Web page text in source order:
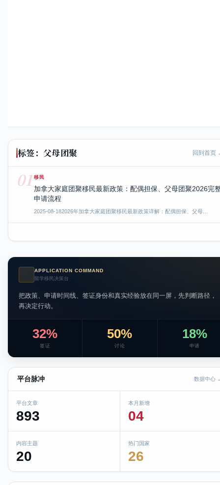
标签：父母团聚 回到首页
01 移民
加拿大家庭团聚移民最新政策：配偶担保、父母团聚2026完
申请流程
2025-08-182026年加拿大家庭团聚移民最新政策详解：配偶担保、父母…
APPLICATION COMMAND
留学移民决策台
把政策、申请时间线、签证身份和真实经验放在同一屏，先判断路径，
再决定行动。
32%
签证
50%
讨论
18%
申请
平台脉冲 数据中心
平台文章
893
本月新增
04
内容主题
20
热门国家
26